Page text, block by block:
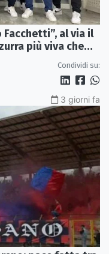
al via il
più viva che
Condividi su:
3 giorni fa